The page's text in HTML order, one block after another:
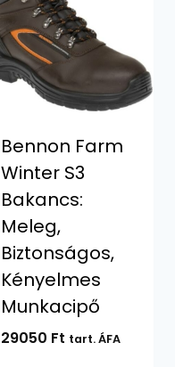
Bennon Farm
Winter S3
Bakancs:
Meleg,
Biztonságos,
Kényelmes
Munkacipő
29050 Ft tart. ÁFA